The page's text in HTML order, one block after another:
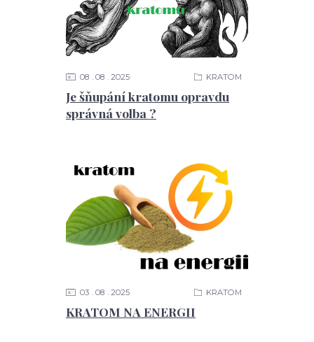
Je šňupání kratomu opravdu
správná volba ?
08 08 2025 KRATOM
KRATOM NA ENERGII
03 08 2025 KRATOM